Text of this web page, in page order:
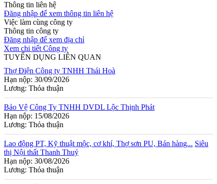
Thông tin liên hệ
Đăng nhập để xem thông tin liên hệ
Việc làm cùng công ty
Thông tin công ty
Đăng nhập để xem địa chỉ
Xem chi tiết Công ty
TUYỂN DỤNG LIÊN QUAN
Thợ Điện Công ty TNHH Thái Hoà
Hạn nộp: 30/09/2026
Lương: Thỏa thuận
Bảo Vệ Công Ty TNHH DVDL Lộc Thịnh Phát
Hạn nộp: 15/08/2026
Lương: Thỏa thuận
Lao động PT, Kỹ thuật mộc, cơ khí, Thợ sơn PU, Bán hàng... Siêu
thị Nội thất Thanh Thuỷ
Hạn nộp: 30/08/2026
Lương: Thỏa thuận